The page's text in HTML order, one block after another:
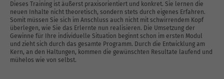
Dieses Training ist äußerst praxisorientiert und konkret. Sie lernen die
neuen Inhalte nicht theoretisch, sondern stets durch eigenes Erfahren.
Somit müssen Sie sich im Anschluss auch nicht mit schwirrendem Kopf
überlegen, wie Sie das Erlernte nun realisieren. Die Umsetzung der
Gewinne für Ihre individuelle Situation beginnt schon im ersten Modul
und zieht sich durch das gesamte Programm. Durch die Entwicklung am
Kern, an den Haltungen, kommen die gewünschten Resultate laufend und
mühelos wie von selbst.